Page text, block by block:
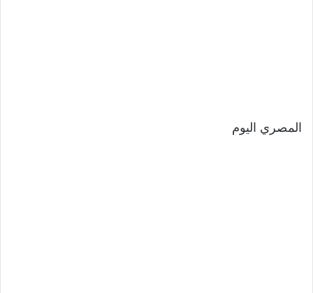
المصري اليوم